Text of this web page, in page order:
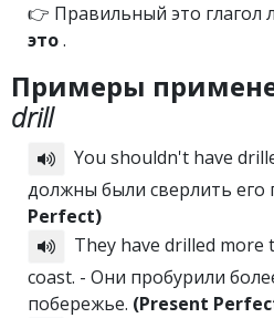
👉 Правильный это глагол
это.
Примеры
drill
You shouldn't have
должны были сверлить его
Perfect)
They have drilled more
coast. - Они пробурили
побережье. (Present